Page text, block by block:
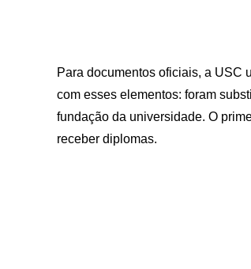
Para documentos oficiais, a USC
com esses elementos: foram
fundação da universidade. O
receber diplomas.